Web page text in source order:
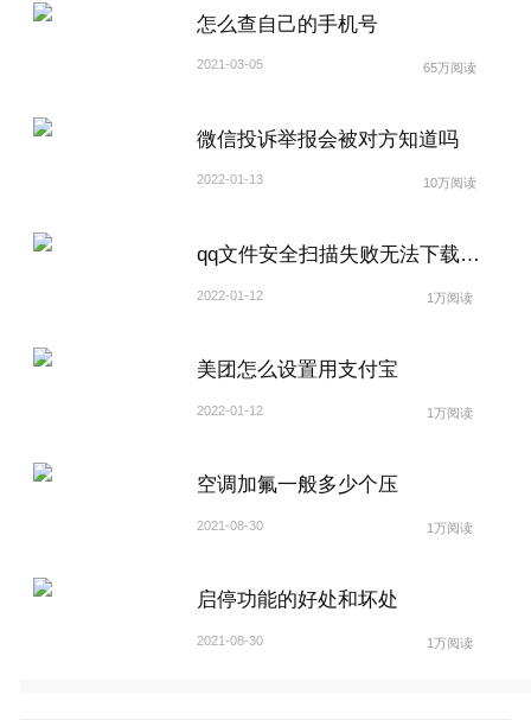
怎么查自己的手机号
2021-03-05 65万阅读
微信投诉举报会被对方知道吗
2022-01-13 10万阅读
qq文件安全扫描失败无法下载怎么解除
2022-01-12 1万阅读
美团怎么设置用支付宝
2022-01-12 1万阅读
空调加氟一般多少个压
2021-08-30 1万阅读
启停功能的好处和坏处
2021-08-30 1万阅读